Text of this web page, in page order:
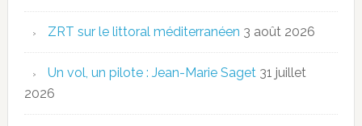
ZRT sur le littoral méditerranéen 3 août 2026
Un vol, un pilote : Jean-Marie Saget 31 juillet
2026